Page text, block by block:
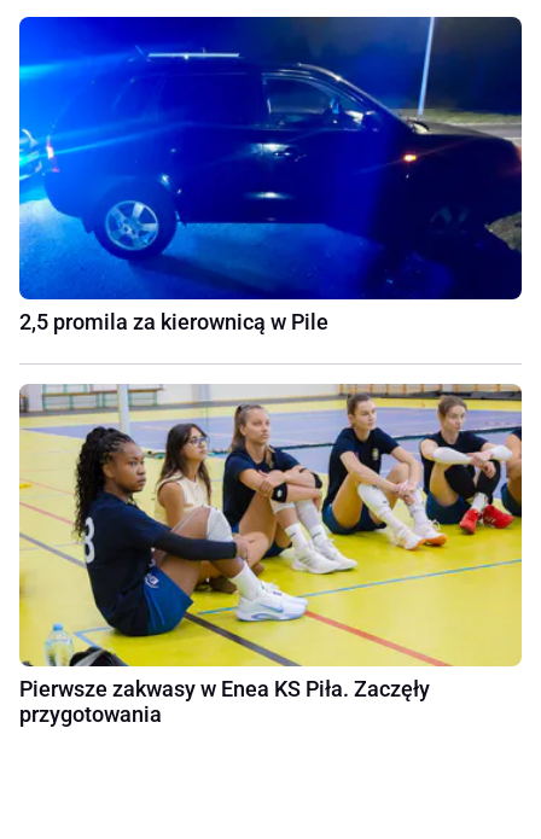
2,5 promila za kierownicą w Pile
Pierwsze zakwasy w Enea KS Piła. Zaczęły
przygotowania